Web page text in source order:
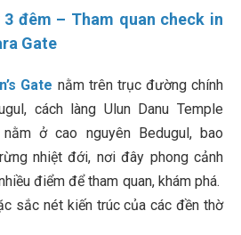
đêm – Tham quan check in
Gate
Gate nằm trên trục đường chính
cách làng Ulun Danu Temple
nằm ở cao nguyên Bedugul, bao
nhiệt đới, nơi đây phong cảnh
điểm để tham quan, khám phá.
sắc nét kiến trúc của các đền thờ